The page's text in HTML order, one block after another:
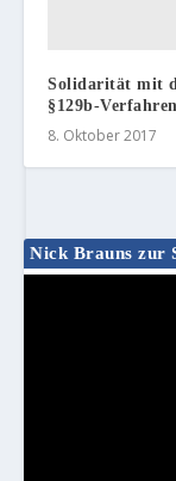
Solidarität mit
§129b-Verfahren
8. Oktober 2017
Nick Brauns zur